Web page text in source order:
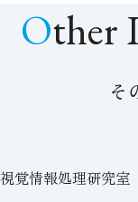
そ
視覚情報処理研究室